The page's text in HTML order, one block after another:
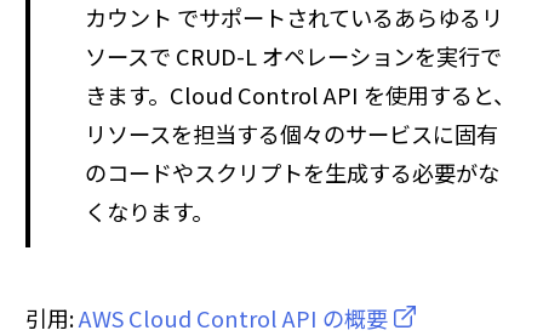
カウント でサポートされているあらゆるリ
ソースで CRUD-L オペレーションを実行で
きます。Cloud Control API を使用すると、
リソースを担当する個々のサービスに固有
のコードやスクリプトを生成する必要がな
くなります。
引用:AWS Cloud Control API の概要